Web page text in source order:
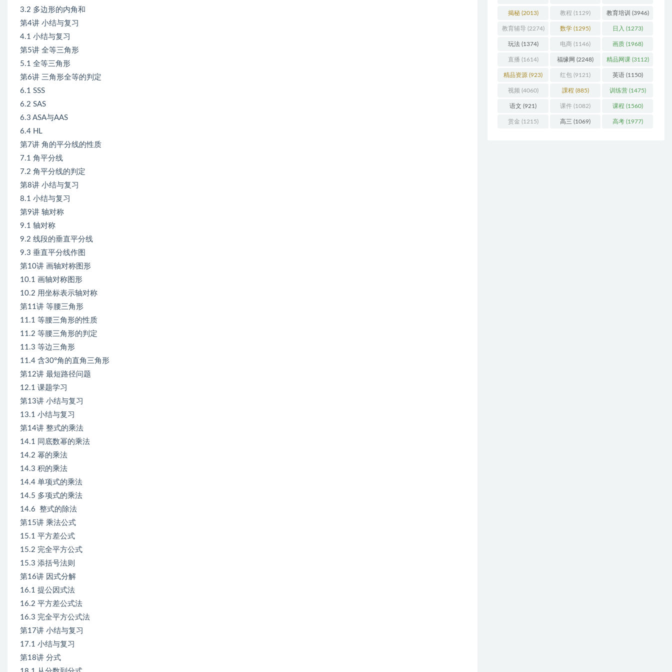
3.2 多边形的内角和
第4讲 小结与复习
4.1 小结与复习
第5讲 全等三角形
5.1 全等三角形
第6讲 三角形全等的判定
6.1 SSS
6.2 SAS
6.3 ASA与AAS
6.4 HL
第7讲 角的平分线的性质
7.1 角平分线
7.2 角平分线的判定
第8讲 小结与复习
8.1 小结与复习
第9讲 轴对称
9.1 轴对称
9.2 线段的垂直平分线
9.3 垂直平分线作图
第10讲 画轴对称图形
10.1 画轴对称图形
10.2 用坐标表示轴对称
第11讲 等腰三角形
11.1 等腰三角形的性质
11.2 等腰三角形的判定
11.3 等边三角形
11.4 含30°角的直角三角形
第12讲 最短路径问题
12.1 课题学习
第13讲 小结与复习
13.1 小结与复习
第14讲 整式的乘法
14.1 同底数幂的乘法
14.2 幂的乘法
14.3 积的乘法
14.4 单项式的乘法
14.5 多项式的乘法
14.6 整式的除法
第15讲 乘法公式
15.1 平方差公式
15.2 完全平方公式
15.3 添括号法则
第16讲 因式分解
16.1 提公因式法
16.2 平方差公式法
16.3 完全平方公式法
第17讲 小结与复习
17.1 小结与复习
第18讲 分式
揭秘(2013) 教程 (1129) 教育培训 (3946)
教育辅导 (2274) 数学 (1295) 日入 (1273)
玩法(1374) 电商 (1146) 画质(1968)
直播 (1614) 福缘网 (2248) 精品网课(3112)
精品资源 (923) 红包 (9121) 英语(1150)
视频 (4060) 課程 (885) 训练营(1475)
语文 (921) 课件 (1082) 课程 (1560)
赏金 (1215) 高三 (1069) 高考(1977)